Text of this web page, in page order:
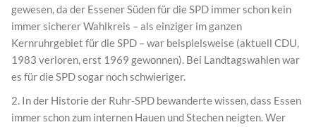
gewesen, da der Essener Süden für die SPD immer schon kein
immer sicherer Wahlkreis – als einziger im ganzen
Kernruhrgebiet für die SPD – war beispielsweise (aktuell CDU,
1983 verloren, erst 1969 gewonnen). Bei Landtagswahlen war
es für die SPD sogar noch schwieriger.
2. In der Historie der Ruhr-SPD bewanderte wissen, dass Essen
immer schon zum internen Hauen und Stechen neigten. Wer